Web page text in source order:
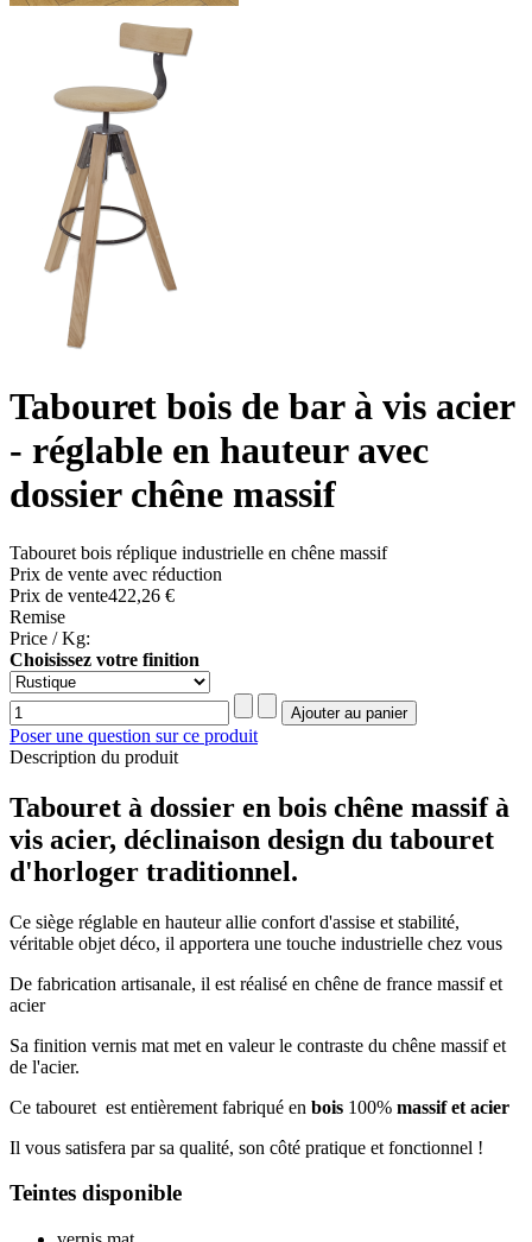
Tabouret bois de bar à vis acier
- réglable en hauteur avec
dossier chêne massif
Tabouret bois réplique industrielle en chêne massif
Prix de vente avec réduction
Prix ​​de vente422,26 €
Remise
Price / Kg:
Choisissez votre finition
Poser une question sur ce produit
Description du produit
Tabouret à dossier en bois chêne massif à
vis acier, déclinaison design du tabouret
d'horloger traditionnel.
Ce siège réglable en hauteur allie confort d'assise et stabilité,
véritable objet déco, il apportera une touche industrielle chez vous
De fabrication artisanale, il est réalisé en chêne de france massif et
acier
Sa finition vernis mat met en valeur le contraste du chêne massif et
de l'acier.
Ce tabouret est entièrement fabriqué en bois 100% massif et acier
Il vous satisfera par sa qualité, son côté pratique et fonctionnel !
Teintes disponible